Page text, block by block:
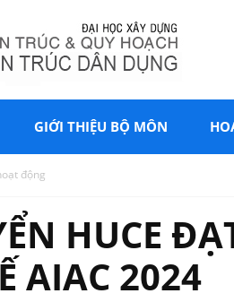
GIỚI THIỆU BỘ MÔN
động
HUCE
AIAC 2024